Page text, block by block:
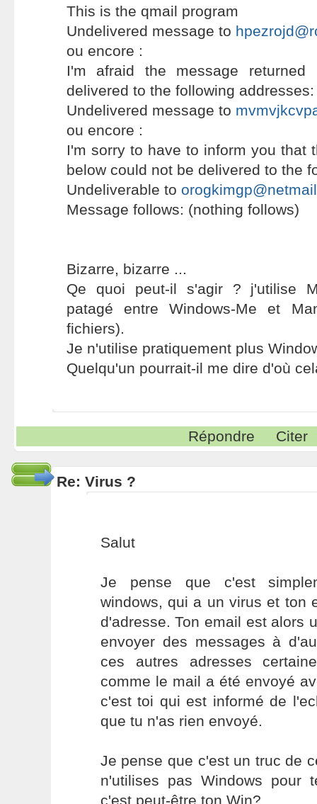
This is the qmail program
Undelivered message to
ou encore :
I'm afraid the message
delivered to the following addresses:
Undelivered message to
ou encore :
I'm sorry to have to inform you that
below could not be delivered to the
Undeliverable to
Message follows: (nothing follows)
Bizarre, bizarre ...
Qe quoi peut-il s'agir ? j'utilise
patagé entre Windows-Me et
fichiers).
Je n'utilise pratiquement plus
Quelqu'un pourrait-il me dire d'où
Répondre Citer
Re: Virus ?
Salut
Je pense que c'est
windows, qui a un virus et ton
d'adresse. Ton email est alors
envoyer des messages à
ces autres adresses
comme le mail a été envoyé
c'est toi qui est informé de
que tu n'as rien envoyé.
Je pense que c'est un truc de
n'utilises pas Windows pour
c'est peut-être ton Win?